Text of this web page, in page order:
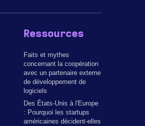
Ressources
Faits et mythes
concernant la coopération
avec un partenaire externe
de développement de
logiciels
Des États-Unis à l'Europe
: Pourquoi les startups
américaines décident-elles